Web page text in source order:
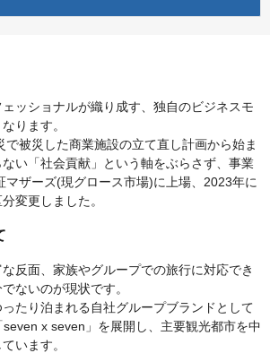
ッショナルが織り成す、独自のビジネスモ
ります。
で被災した商業施設の立て直し計画から始ま
い「社会貢献」という軸をぶらさず、事業
マザーズ(現グロース市場)に上場、2023年に
変更しました。
反面、家族やグループでの旅行に対応でき
ないのが現状です。
たり泊まれる自社グループブランドとして
seven x seven」を展開し、主要観光都市を中
います。